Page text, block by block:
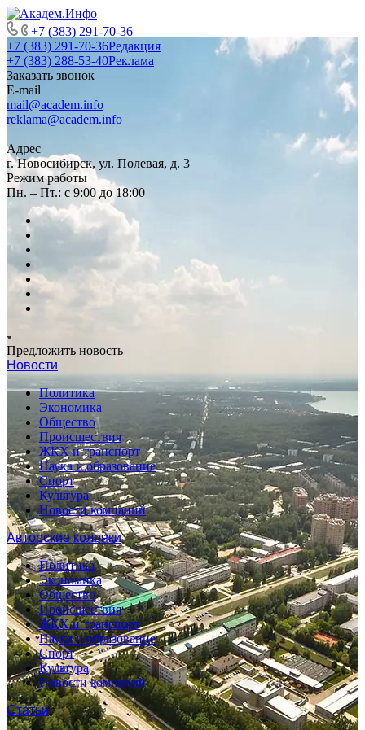
+7 (383) 291-70-36
+7 (383) 291-70-36Редакция
+7 (383) 288-53-40Реклама
Заказать звонок
E-mail
mail@academ.info
reklama@academ.info
Адрес
г. Новосибирск, ул. Полевая, д. 3
Режим работы
Пн. – Пт.: с 9:00 до 18:00
Предложить новость
Новости
Политика
Экономика
Общество
Происшествия
ЖКХ и транспорт
Наука и образование
Спорт
Культура
Новости компаний
Авторские колонки
Политика
Экономика
Общество
Происшествия
ЖКХ и транспорт
Наука и образование
Спорт
Культура
Новости компаний
Статьи